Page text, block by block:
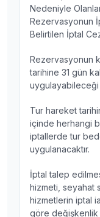
Nedeniyle
Rezervasyonun
Belirtilen İptal
Rezervasyonun
tarihine 31 gün
uygulayabileceği
Tur hareket
içinde herhangi
iptallerde tur
uygulanacaktır.
İptal talep
hizmeti, seyahat
hizmetlerin iptal
göre